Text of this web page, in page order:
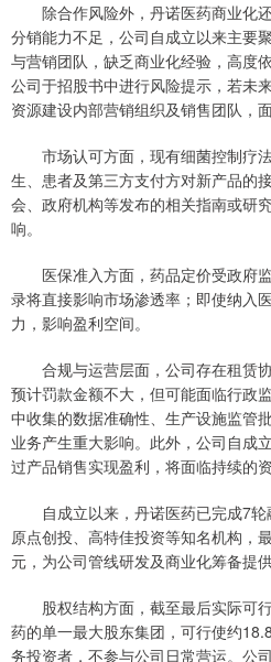
除合作风险外，丹诺医药商业化
分销能力不足，公司自成立以来主要
与营销团队，缺乏商业化经验，高度
公司于招股书中进行风险提示，若未
资源建设内部营销组织及销售团队，
市场认可方面，现有细菌控制疗
生、患者及第三方支付方对新产品的
会、政府机构等发布的相关指南或研
响。
医保准入方面，药品定价受政府
录将直接影响市场渗透率；即使纳入
力，影响盈利空间。
合规与运营层面，公司存在租赁
预计罚款金额不大，但可能面临行政
中收集的数据准确性、生产设施监管
业务产生重大影响。此外，公司自成
过产品销售实现盈利，将面临持续的资
自成立以来，丹诺医药已完成7轮
原点创投、高特佳投资等知名机构，
元，为公司管线研发及商业化筹备提
股权结构方面，截至最后实际可
药的单一最大股东集团，可行使约
务投资者，不参与公司日常营运。公